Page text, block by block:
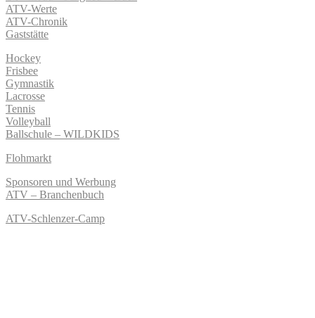
ATV-Werte
ATV-Chronik
Gaststätte
Hockey
Frisbee
Gymnastik
Lacrosse
Tennis
Volleyball
Ballschule – WILDKIDS
Flohmarkt
Sponsoren und Werbung
ATV – Branchenbuch
ATV-Schlenzer-Camp